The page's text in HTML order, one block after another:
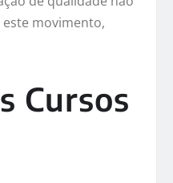
movimento,
Cursos